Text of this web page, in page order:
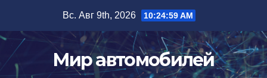
содержимому
Вс. Авг 9th, 2026 10:25:00 AM
Мир автомобилей